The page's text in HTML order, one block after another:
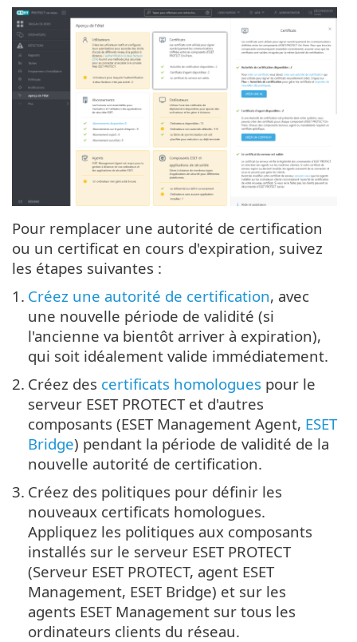
Pour remplacer une autorité de certification
ou un certificat en cours d'expiration, suivez
les étapes suivantes :
1. Créez une autorité de certification, avec
une nouvelle période de validité (si
l'ancienne va bientôt arriver à expiration),
qui soit idéalement valide immédiatement.
2. Créez des certificats homologues pour le
serveur ESET PROTECT et d'autres
composants (ESET Management Agent, ESET
Bridge) pendant la période de validité de la
nouvelle autorité de certification.
3. Créez des politiques pour définir les
nouveaux certificats homologues.
Appliquez les politiques aux composants
installés sur le serveur ESET PROTECT
(Serveur ESET PROTECT, agent ESET
Management, ESET Bridge) et sur les
agents ESET Management sur tous les
ordinateurs clients du réseau.